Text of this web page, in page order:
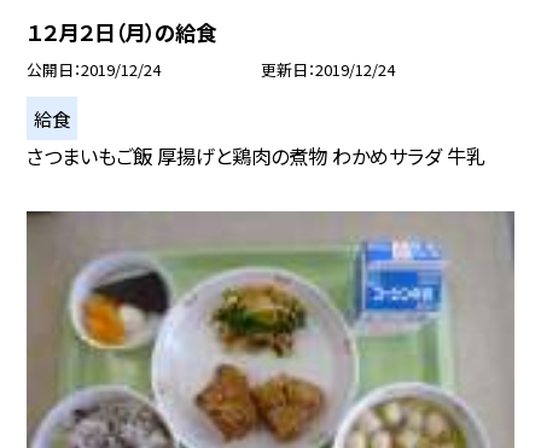
１２月２日（月）の給食
公開日 2019/12/24 更新日 2019/12/24
給食
さつまいもご飯 厚揚げと鶏肉の煮物 わかめサラダ 牛乳